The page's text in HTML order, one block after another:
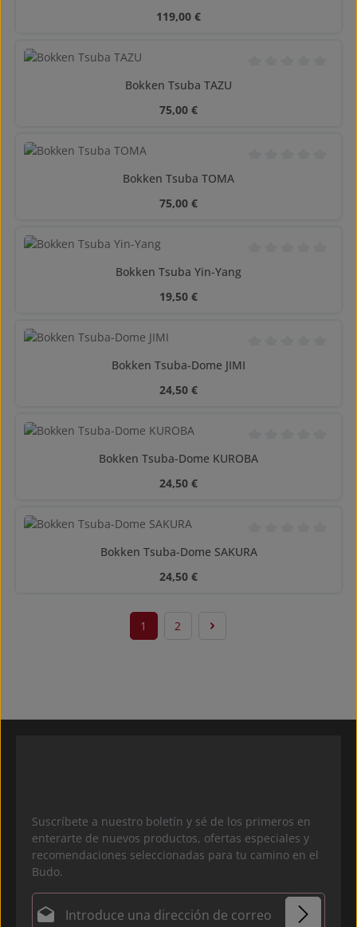
Precio normal:
119,00 €
Bokken Tsuba TAZU
Precio normal:
75,00 €
Bokken Tsuba TOMA
Precio normal:
75,00 €
Bokken Tsuba Yin-Yang
Precio normal:
19,50 €
Bokken Tsuba-Dome JIMI
Precio normal:
24,50 €
Calificación
Bokken Tsuba-Dome KUROBA
Precio normal:
24,50 €
Calificación
Bokken Tsuba-Dome SAKURA
Precio normal:
24,50 €
Página
1 Página
2
Suscríbete a nuestro boletín y sé de los primeros en
enterarte de nuevos productos, ofertas especiales y
recomendaciones seleccionadas para tu camino en el
Budo.
Dirección de correo electrónico*